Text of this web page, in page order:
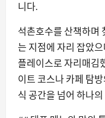
니다.
석촌호수를 산책하며
는 지점에 자리 잡았
플레이스로 자리매김
이트 코스나 카페 탐
식 공간을 넘어 하나